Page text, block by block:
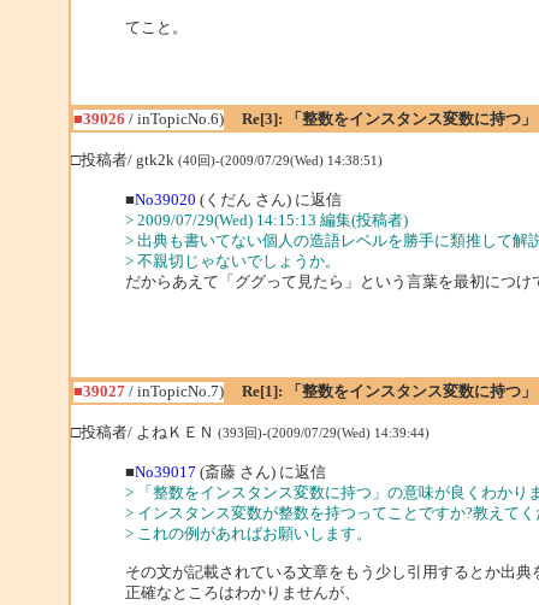
てこと。
■39026 / inTopicNo.6) Re[3]: 「整数をインスタンス変数に持つ」
□投稿者/ gtk2k (40回)-(2009/07/29(Wed) 14:38:51)
■No39020 (くだん さん) に返信
> 2009/07/29(Wed) 14:15:13 編集(投稿者)
> 出典も書いてない個人の造語レベルを勝手に類推して解
> 不親切じゃないでしょうか。
だからあえて「ググって見たら」という言葉を最初につけ
■39027/ inTopicNo.7) Re[1]: 「整数をインスタンス変数に持つ」
□投稿者/ よねＫＥＮ (393回)-(2009/07/29(Wed) 14:39:44)
■No39017 (斎藤 さん) に返信
> 「整数をインスタンス変数に持つ」の意味が良くわかり
> インスタンス変数が整数を持つってことですか?教えて
> これの例があればお願いします。
その文が記載されている文章をもう少し引用するとか出典
正確なところはわかりませんが、